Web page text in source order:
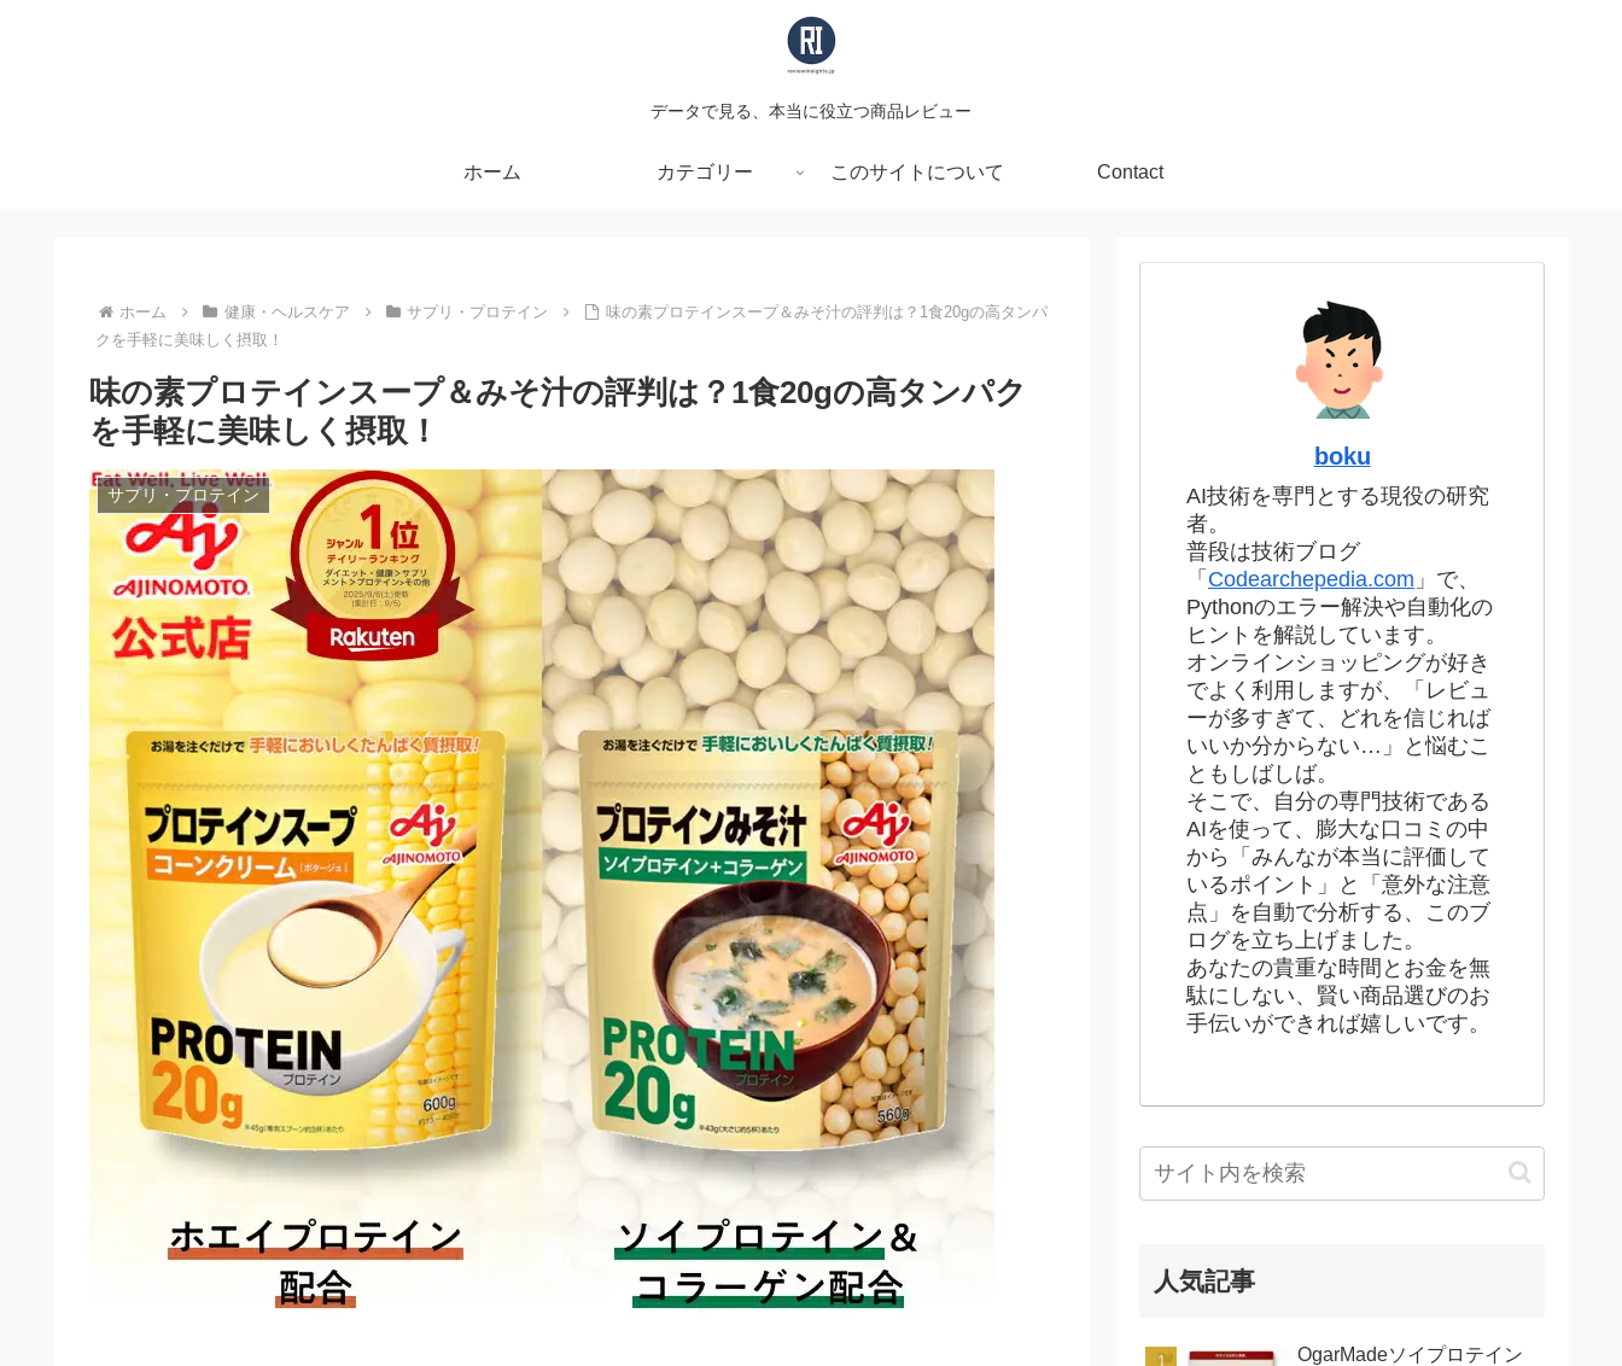
データで見る、本当に役立つ商品レビュー
ホーム カテゴリー このサイトについて Contact
ホーム 健康・ヘルスケア サプリ・プロテイン
味の素プロテインスープ＆みそ汁の評判は？1食20gの高タンパ
クを手軽に美味しく摂取！
味の素プロテインスープ＆みそ汁の評判は？1食20gの高タンパク
を手軽に美味しく摂取！
サプリ・プロテイン
boku
AI技術を専門とする現役の研究
者。
普段は技術ブログ
「 Codearchepedia.com 」で、
Pythonのエラー解決や自動化の
ヒントを解説しています。
オンラインショッピングが好き
でよく利用しますが、「レビュ
ーが多すぎて、どれを信じれば
いいか分からない…」と悩むこ
ともしばしば。
そこで、自分の専門技術である
AIを使って、膨大な口コミの中
から「みんなが本当に評価して
いるポイント」と「意外な注意
点」を自動で分析する、このブ
ログを立ち上げました。
あなたの貴重な時間とお金を無
駄にしない、賢い商品選びのお
手伝いができれば嬉しいです。
人気記事
OgarMadeソイプロテイン